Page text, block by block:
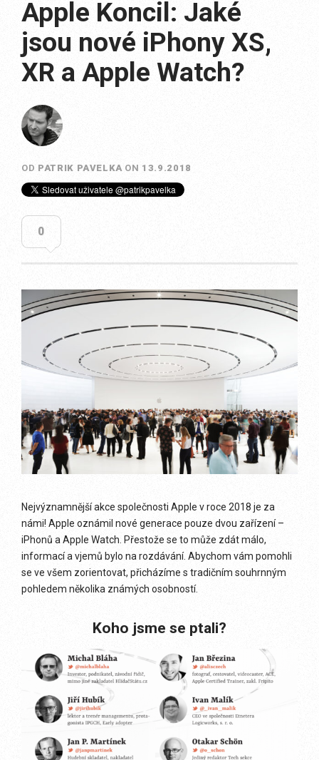
Apple Koncil: Jaké
jsou nové iPhony XS,
XR a Apple Watch?
OD PATRIK PAVELKA ON 13.9.2018
0
Nejvýznamnější akce společnosti Apple v roce 2018 je za
námi! Apple oznámil nové generace pouze dvou zařízení –
iPhonů a Apple Watch. Přestože se to může zdát málo,
informací a vjemů bylo na rozdávání. Abychom vám pomohli
se ve všem zorientovat, přicházíme s tradičním souhrnným
pohledem několika známých osobností.
Koho jsme se ptali?